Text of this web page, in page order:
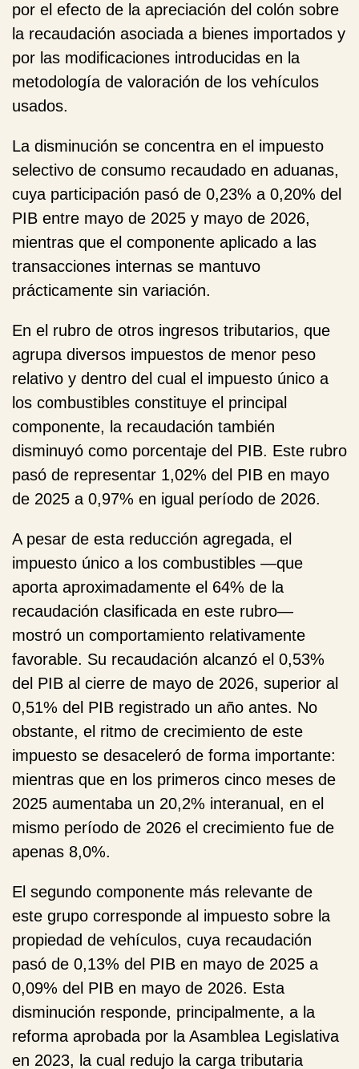
por el efecto de la apreciación del colón sobre
la recaudación asociada a bienes importados y
por las modificaciones introducidas en la
metodología de valoración de los vehículos
usados.
La disminución se concentra en el impuesto
selectivo de consumo recaudado en aduanas,
cuya participación pasó de 0,23% a 0,20% del
PIB entre mayo de 2025 y mayo de 2026,
mientras que el componente aplicado a las
transacciones internas se mantuvo
prácticamente sin variación.
En el rubro de otros ingresos tributarios, que
agrupa diversos impuestos de menor peso
relativo y dentro del cual el impuesto único a
los combustibles constituye el principal
componente, la recaudación también
disminuyó como porcentaje del PIB. Este rubro
pasó de representar 1,02% del PIB en mayo
de 2025 a 0,97% en igual período de 2026.
A pesar de esta reducción agregada, el
impuesto único a los combustibles —que
aporta aproximadamente el 64% de la
recaudación clasificada en este rubro—
mostró un comportamiento relativamente
favorable. Su recaudación alcanzó el 0,53%
del PIB al cierre de mayo de 2026, superior al
0,51% del PIB registrado un año antes. No
obstante, el ritmo de crecimiento de este
impuesto se desaceleró de forma importante:
mientras que en los primeros cinco meses de
2025 aumentaba un 20,2% interanual, en el
mismo período de 2026 el crecimiento fue de
apenas 8,0%.
El segundo componente más relevante de
este grupo corresponde al impuesto sobre la
propiedad de vehículos, cuya recaudación
pasó de 0,13% del PIB en mayo de 2025 a
0,09% del PIB en mayo de 2026. Esta
disminución responde, principalmente, a la
reforma aprobada por la Asamblea Legislativa
en 2023, la cual redujo la carga tributaria